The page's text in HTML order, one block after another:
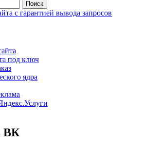
с гарантией вывода запросов
под ключ
ядра
ВК